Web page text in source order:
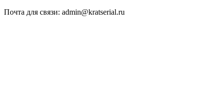
Почта для связи: admin@kratserial.ru